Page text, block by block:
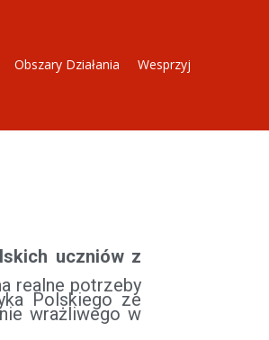
Obszary Działania Wesprzyj
uczniów z
realne potrzeby
Polskiego ze
wrażliwego w